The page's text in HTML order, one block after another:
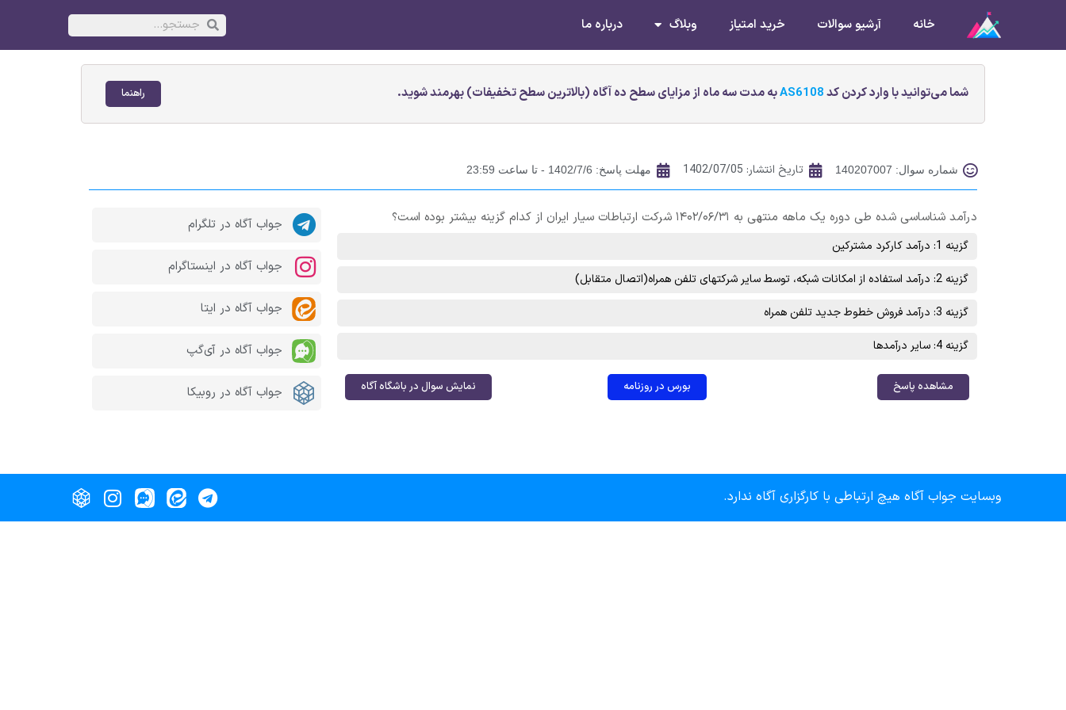
خانه آرشیو سوالات خرید امتیاز وبلاگ درباره ما
شما می‌توانید با وارد کردن کدAS6108به مدت سه ماه از مزایای سطح ده آگاه (بالاترین سطح تخفیفات) بهرمند شوید. راهنما
شماره سوال: 140207007 تاریخ انتشار: 1402/07/05 مهلت پاسخ: 1402/7/6 - تا ساعت 23:59
درآمد شناساسی شده طی دوره یک ماهه منتهی به ۱۴۰۲/۰۶/۳۱ شرکت ارتباطات سيار ايران از کدام گزینه بیشتر بوده است؟
گزینه 1: درآمد کارکرد مشترکين
گزینه 2: درآمد استفاده از امکانات شبکه، توسط ساير شرکتهای تلفن همراه(اتصال متقابل)
گزینه 3: درآمد فروش خطوط جديد تلفن همراه
گزینه 4: ساير درآمدها
مشاهده پاسخ بورس در روزنامه نمایش سوال در باشگاه آگاه
جواب آگاه در تلگرام
جواب آگاه در اینستاگرام
جواب آگاه در ایتا
جواب آگاه در آی‌گپ
جواب آگاه در روبیکا
وبسایت جواب آگاه هیچ ارتباطی با کارگزاری آگاه ندارد.